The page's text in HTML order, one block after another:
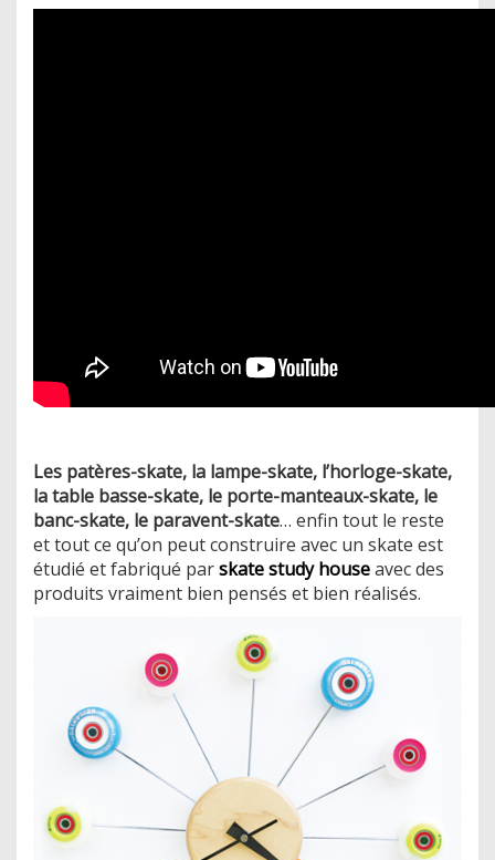
Les patères-skate, la lampe-skate, l’horloge-skate,
la table basse-skate, le porte-manteaux-skate, le
banc-skate, le paravent-skate… enfin tout le reste
et tout ce qu’on peut construire avec un skate est
étudié et fabriqué parskate study houseavec des
produits vraiment bien pensés et bien réalisés.